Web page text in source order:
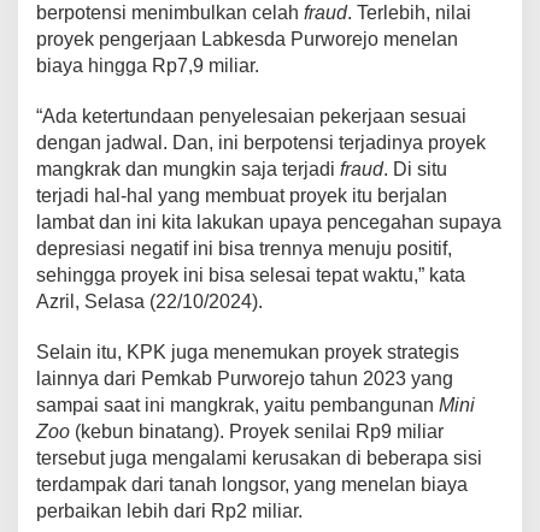
berpotensi menimbulkan celah fraud. Terlebih, nilai
proyek pengerjaan Labkesda Purworejo menelan
biaya hingga Rp7,9 miliar.
“Ada ketertundaan penyelesaian pekerjaan sesuai
dengan jadwal. Dan, ini berpotensi terjadinya proyek
mangkrak dan mungkin saja terjadi fraud. Di situ
terjadi hal-hal yang membuat proyek itu berjalan
lambat dan ini kita lakukan upaya pencegahan supaya
depresiasi negatif ini bisa trennya menuju positif,
sehingga proyek ini bisa selesai tepat waktu,” kata
Azril, Selasa (22/10/2024).
Selain itu, KPK juga menemukan proyek strategis
lainnya dari Pemkab Purworejo tahun 2023 yang
sampai saat ini mangkrak, yaitu pembangunan Mini
Zoo (kebun binatang). Proyek senilai Rp9 miliar
tersebut juga mengalami kerusakan di beberapa sisi
terdampak dari tanah longsor, yang menelan biaya
perbaikan lebih dari Rp2 miliar.